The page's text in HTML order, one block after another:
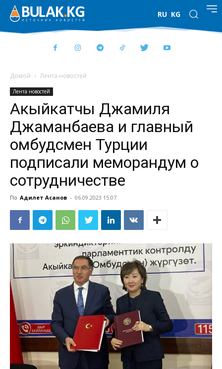
RU KG
Домой Лента новостей
Лента новостей
Акыйкатчы Джамиля
Джаманбаева и главный
омбудсмен Турции
подписали меморандум о
сотрудничестве
По Адилет Асанов - 06.09.2023 15:07